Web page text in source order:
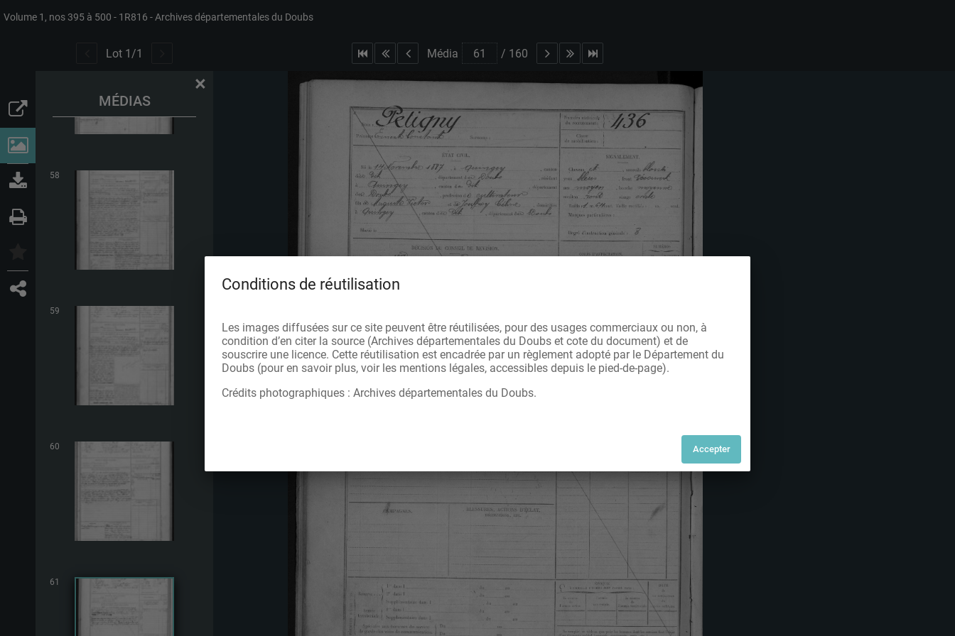
Volume 1, nos 395 à 500 1R816 Archives départementales du Doubs
Lot 1 /1 Média / 160
MÉDIAS
×
58
59
60
61
Conditions de réutilisation
Les images diffusées sur ce site peuvent être réutilisées, pour des usages commerciaux ou non, à
condition d’en citer la source (Archives départementales du Doubs et cote du document) et de
souscrire une licence. Cette réutilisation est encadrée par un règlement adopté par le Département du
Doubs (pour en savoir plus, voir les mentions légales, accessibles depuis le pied-de-page).
Crédits photographiques : Archives départementales du Doubs.